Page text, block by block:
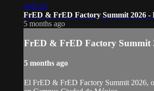
4:45:24
FrED & FrED Factory Summit 2026 -
5 months ago
FrED & FrED Factory Summit
5 months ago
El FrED & FrED Factory Summit 2026,